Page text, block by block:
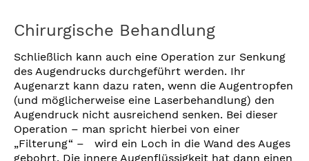
Chirurgische Behandlung
Schließlich kann auch eine Operation zur Senkung
des Augendrucks durchgeführt werden. Ihr
Augenarzt kann dazu raten, wenn die Augentropfen
­(und möglicherweise eine Laserbehandlung) den
Augendruck nicht ausreichend senken. Bei dieser
Operation – man spricht hierbei von einer
„Filterung“ – wird ein Loch in die Wand des Auges
gebohrt. Die innere Augenflüssigkeit hat dann einen